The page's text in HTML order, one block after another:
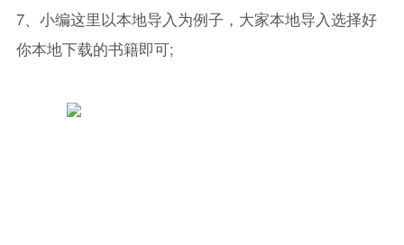
7、小编这里以本地导入为例子，大家本地导入选择好
你本地下载的书籍即可;